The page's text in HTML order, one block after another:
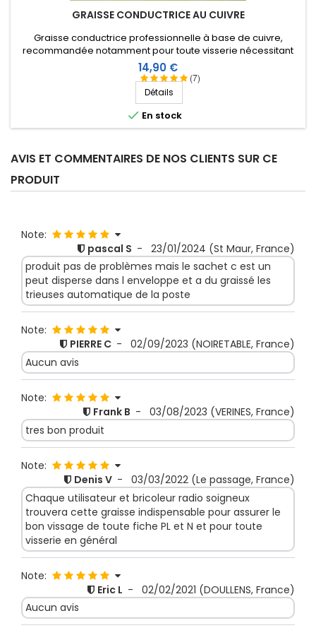
GRAISSE CONDUCTRICE AU CUIVRE
(7)
Graisse conductrice professionnelle à base de cuivre,
recommandée notamment pour toute visserie nécessitant
un contact électrique franc et durable. Evite l'oxydation,
l'humidité, et permet un démontage facile après plusieurs
années.
Prix
14,90 €
Détails
 En stock
AVIS ET COMMENTAIRES DE NOS CLIENTS SUR CE
PRODUIT
Note:
pascal S - 23/01/2024 (St Maur, France)
produit pas de problèmes mais le sachet c est un
peut disperse dans l enveloppe et a du graissé les
trieuses automatique de la poste
Note:
PIERRE C - 02/09/2023 (NOIRETABLE, France)
Aucun avis
Note:
Frank B - 03/08/2023 (VERINES, France)
tres bon produit
Note:
Denis V - 03/03/2022 (Le passage, France)
Chaque utilisateur et bricoleur radio soigneux
trouvera cette graisse indispensable pour assurer le
bon vissage de toute fiche PL et N et pour toute
visserie en général
Note:
Eric L - 02/02/2021 (DOULLENS, France)
Aucun avis